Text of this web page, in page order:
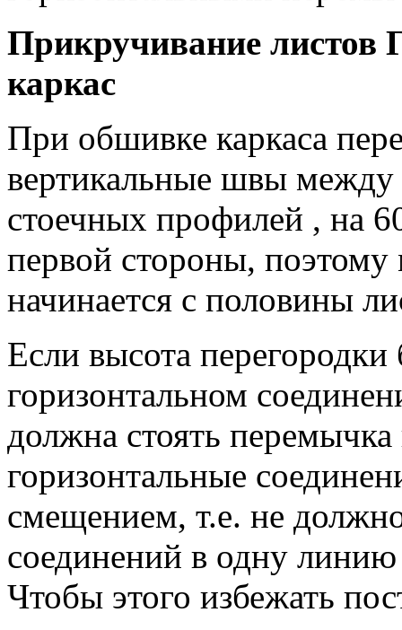
Прикручивание листов
каркас
При обшивке каркаса
вертикальные швы
стоечных профилей , на
первой стороны,
начинается с половины
Если высота
горизонтальном
должна стоять
горизонтальные
смещением, т.е. не
соединений в одну
Чтобы этого избежать